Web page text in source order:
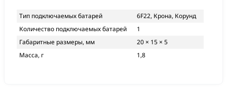
Тип подключаемых батарей
6F22, Крона, Корунд
Количество подключаемых батарей
1
Габаритные размеры, мм
20 × 15 × 5
Масса, г
1,8